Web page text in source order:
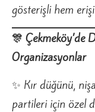
gösterişli hem
🎊 Çekmeköy’de
Organizasyonlar
✨ Kır düğünü,
partileri için özel